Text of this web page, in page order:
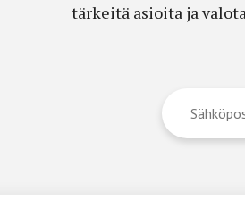
tärkeitä asioita ja